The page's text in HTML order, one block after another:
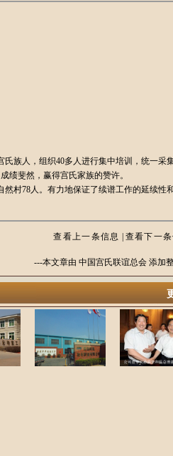
族人，组织40多人进行集中培训，统一采
绩斐然，赢得宫氏家族的赞许。
村78人。有力地保证了续谱工作的延续性
查看上一条信息 查看下一
---本文章由 中国宫氏联谊总会 添加